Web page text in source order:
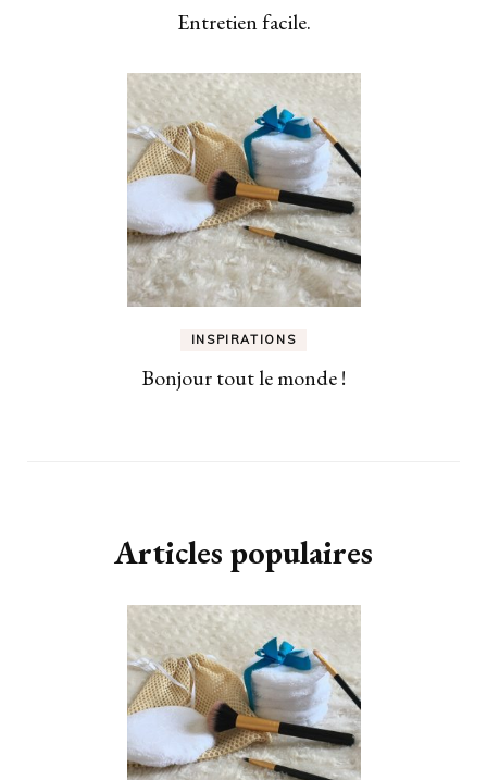
Entretien facile.
INSPIRATIONS
Bonjour tout le monde !
Articles populaires